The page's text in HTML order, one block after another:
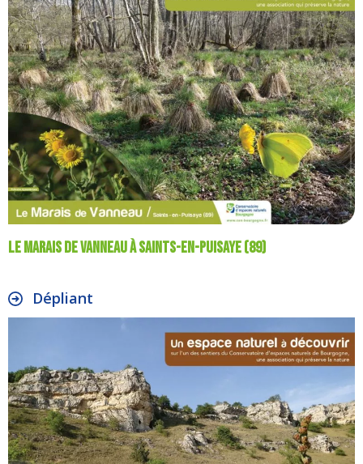
Le Marais de Vanneau à Saints-en-Puisaye (89)
Dépliant